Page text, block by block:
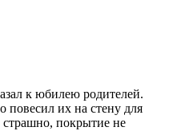
к юбилею родителей.
повесил их на стену для
покрытие не